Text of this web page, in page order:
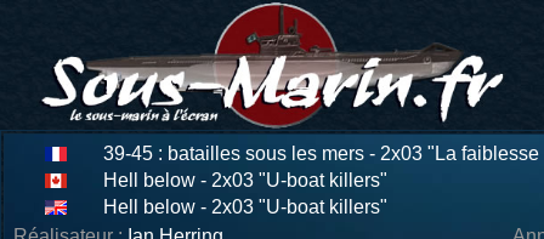
39-45 : batailles sous les mers - 2x03 "La
Hell below - 2x03 "U-boat killers"
Hell below - 2x03 "U-boat killers"